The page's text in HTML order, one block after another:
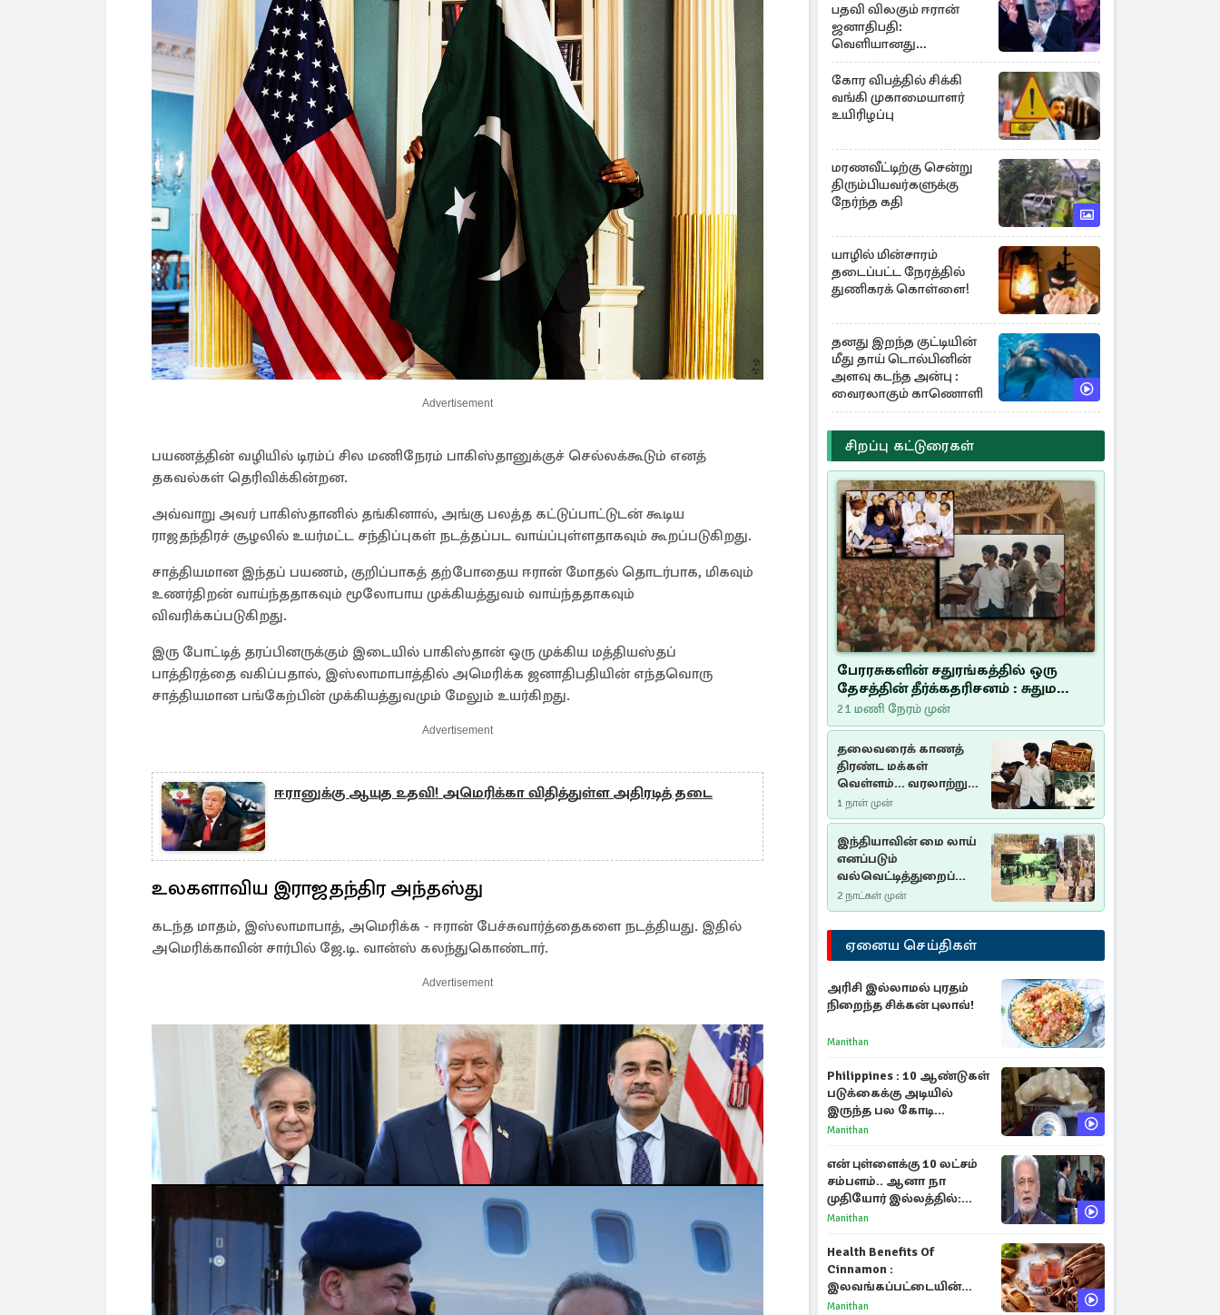
Advertisement
பயணத்தின் வழியில் டிரம்ப் சில மணிநேரம் பாகிஸ்தானுக்குச் செல்லக்கூடும் எனத்
தகவல்கள் தெரிவிக்கின்றன.
அவ்வாறு அவர் பாகிஸ்தானில் தங்கினால், அங்கு பலத்த கட்டுப்பாட்டுடன் கூடிய
ராஜதந்திரச் சூழலில் உயர்மட்ட சந்திப்புகள் நடத்தப்பட வாய்ப்புள்ளதாகவும் கூறப்படுகிறது.
சாத்தியமான இந்தப் பயணம், குறிப்பாகத் தற்போதைய ஈரான் மோதல் தொடர்பாக, மிகவும்
உணர்திறன் வாய்ந்ததாகவும் மூலோபாய முக்கியத்துவம் வாய்ந்ததாகவும்
விவரிக்கப்படுகிறது.
இரு போட்டித் தரப்பினருக்கும் இடையில் பாகிஸ்தான் ஒரு முக்கிய மத்தியஸ்தப்
பாத்திரத்தை வகிப்பதால், இஸ்லாமாபாத்தில் அமெரிக்க ஜனாதிபதியின் எந்தவொரு
சாத்தியமான பங்கேற்பின் முக்கியத்துவமும் மேலும் உயர்கிறது.
Advertisement
ஈரானுக்கு ஆயுத உதவி! அமெரிக்கா விதித்துள்ள அதிரடித் தடை
உலகளாவிய இராஜதந்திர அந்தஸ்து
கடந்த மாதம், இஸ்லாமாபாத், அமெரிக்க - ஈரான் பேச்சுவார்த்தைகளை நடத்தியது. இதில்
அமெரிக்காவின் சார்பில் ஜே.டி. வான்ஸ் கலந்துகொண்டார்.
Advertisement
பதவி விலகும் ஈரான்
ஜனாதிபதி:
வெளியானது
சர்ச்சையின் உண்மை
நிலை
கோர விபத்தில் சிக்கி
வங்கி முகாமையாளர்
உயிரிழப்பு
மரணவீட்டிற்கு சென்று
திரும்பியவர்களுக்கு
நேர்ந்த கதி
யாழில் மின்சாரம்
தடைப்பட்ட நேரத்தில்
துணிகரக் கொள்ளை!
தனது இறந்த குட்டியின்
மீது தாய் டொல்பினின்
அளவு கடந்த அன்பு :
வைரலாகும் காணொளி
சிறப்பு கட்டுரைகள்
பேரரசுகளின் சதுரங்கத்தில் ஒரு
தேசத்தின் தீர்க்கதரிசனம் : சுதுமலை
பிரகடனம் ஒரு வரலாற்றுப் பாடம்
21 மணி நேரம் முன்
தலைவரைக் காணத்
திரண்ட மக்கள்
வெள்ளம்... வரலாற்றுச்
சிறப்புமிக்க சுதுமலைப்
பிரகடனம்…
1 நாள் முன்
இந்தியாவின் மை லாய்
எனப்படும்
வல்வெட்டித்துறைப்
படுகொலை…
2 நாட்கள் முன்
ஏனைய செய்திகள்
அரிசி இல்லாமல் புரதம்
நிறைந்த சிக்கன் புலாவ்!
Manithan
Philippines : 10 ஆண்டுகள்
படுக்கைக்கு அடியில்
இருந்த பல கோடி
மதிப்புள்ள அரிய முத்து!
Manithan
என் புள்ளைக்கு 10 லட்சம்
சம்பளம்.. ஆனா நா
முதியோர் இல்லத்தில்:
நடிகரின் கண்ணீர் பேட்டி
Manithan
Health Benefits Of
Cinnamon :
இலவங்கப்பட்டையின்
மருத்துவ குணங்களும்
Manithan